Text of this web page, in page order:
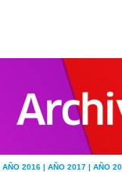
AÑO 2016 | AÑO 2017 | AÑO